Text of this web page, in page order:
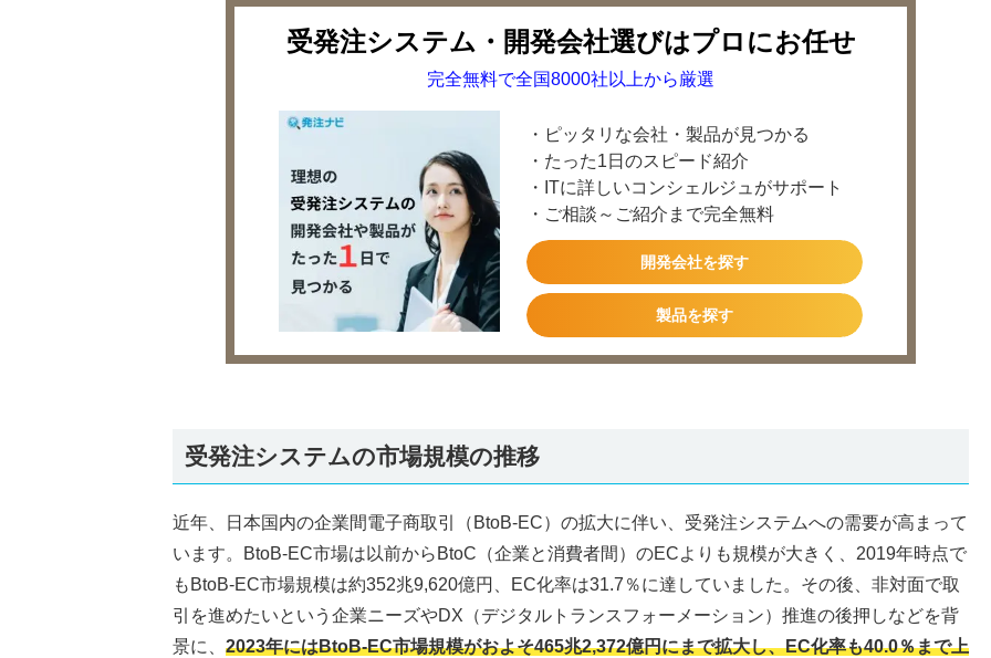
受発注システム・開発会社選びはプロにお任せ
完全無料で全国8000社以上から厳選
・ピッタリな会社・製品が見つかる
・たった1日のスピード紹介
・ITに詳しいコンシェルジュがサポート
・ご相談～ご紹介まで完全無料
開発会社を探す
製品を探す
受発注システムの市場規模の推移
近年、日本国内の企業間電子商取引（BtoB-EC）の拡大に伴い、受発注システムへの需要が高まって
います。BtoB-EC市場は以前からBtoC（企業と消費者間）のECよりも規模が大きく、2019年時点で
もBtoB-EC市場規模は約352兆9,620億円、EC化率は31.7％に達していました。その後、非対面で取
引を進めたいという企業ニーズやDX（デジタルトランスフォーメーション）推進の後押しなどを背
景に、 2023年にはBtoB-EC市場規模がおよそ465兆2,372億円にまで拡大し、EC化率も40.0％まで上